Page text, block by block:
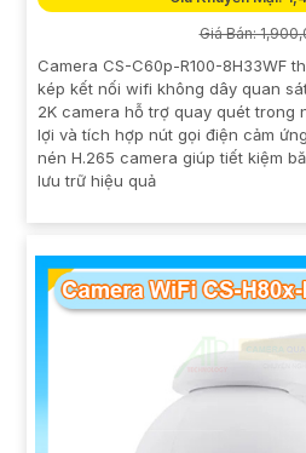
Giá Bán:
Camera CS-C60p-R100-8H33WF
kép kết nối wifi không dây quan
2K camera hỗ trợ quay quét trong
lợi và tích hợp nút gọi điện cảm
nén H.265 camera giúp tiết kiệm
lưu trữ hiệu quả